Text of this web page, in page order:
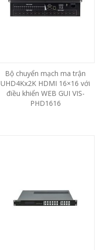
Bộ chuyển mạch ma trận
UHD4Kx2K HDMI 16×16 với
điều khiển WEB GUI VIS-
PHD1616